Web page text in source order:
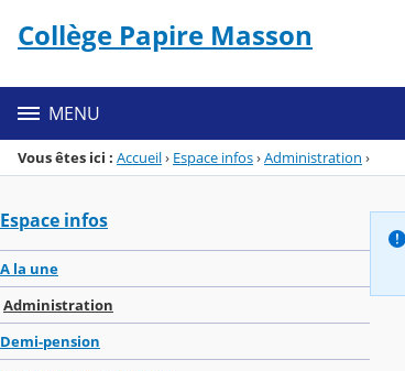
Menu de la rubrique
Contenu
Collège Papire Masson
MENU
Vous êtes ici : Accueil› Espace infos›Administration ›
Espace infos
A la une
Administration
Demi-pension